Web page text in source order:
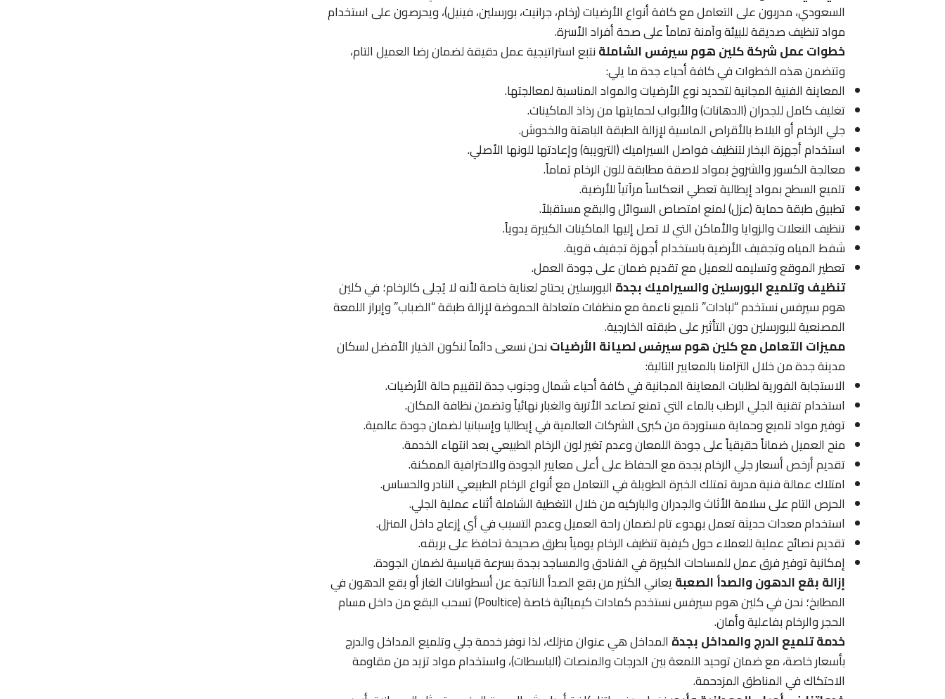
السعودي، مدربون على التعامل مع كافة أنواع الأرضيات (رخام، جرانيت، بورسلين، فينيل)، ويحرصون على استخدام
مواد تنظيف صديقة للبيئة وآمنة تماماً على صحة أفراد الأسرة.
خطوات عمل شركة كلين هوم سيرفس الشاملةنتبع استراتيجية عمل دقيقة لضمان رضا العميل التام،
وتتضمن هذه الخطوات في كافة أحياء جدة ما يلي:
المعاينة الفنية المجانية لتحديد نوع الأرضيات والمواد المناسبة لمعالجتها.
تغليف كامل للجدران (الدهانات) والأبواب لحمايتها من رذاذ الماكينات.
جلي الرخام أو البلاط بالأقراص الماسية لإزالة الطبقة الباهتة والخدوش.
استخدام أجهزة البخار لتنظيف فواصل السيراميك (الترويبة) وإعادتها للونها الأصلي.
معالجة الكسور والشروخ بمواد لاصقة مطابقة للون الرخام تماماً.
تلميع السطح بمواد إيطالية تعطي انعكاساً مرآتياً للأرضية.
تطبيق طبقة حماية (عزل) لمنع امتصاص السوائل والبقع مستقبلاً.
تنظيف النعلات والزوايا والأماكن التي لا تصل إليها الماكينات الكبيرة يدوياً.
شفط المياه وتجفيف الأرضية باستخدام أجهزة تجفيف قوية.
تعطير الموقع وتسليمه للعميل مع تقديم ضمان على جودة العمل.
تنظيف وتلميع البورسلين والسيراميك بجدة البورسلين يحتاج لعناية خاصة لأنه لا يُجلى كالرخام؛ في كلين
هوم سيرفس نستخدم “لبادات” تلميع ناعمة مع منظفات متعادلة الحموضة لإزالة طبقة “الضباب” وإبراز اللمعة
المصنعية للبورسلين دون التأثير على طبقته الخارجية.
مميزات التعامل مع كلين هوم سيرفس لصيانة الأرضياتنحن نسعى دائماً لنكون الخيار الأفضل لسكان
مدينة جدة من خلال التزامنا بالمعايير التالية:
الاستجابة الفورية لطلبات المعاينة المجانية في كافة أحياء شمال وجنوب جدة لتقييم حالة الأرضيات.
استخدام تقنية الجلي الرطب بالماء التي تمنع تصاعد الأتربة والغبار نهائياً وتضمن نظافة المكان.
توفير مواد تلميع وحماية مستوردة من كبرى الشركات العالمية في إيطاليا وإسبانيا لضمان جودة عالمية.
منح العميل ضماناً حقيقياً على جودة اللمعان وعدم تغير لون الرخام الطبيعي بعد انتهاء الخدمة.
تقديم أرخص أسعار جلي الرخام بجدة مع الحفاظ على أعلى معايير الجودة والاحترافية الممكنة.
امتلاك عمالة فنية مدربة تمتلك الخبرة الطويلة في التعامل مع أنواع الرخام الطبيعي النادر والحساس.
الحرص التام على سلامة الأثاث والجدران والباركيه من خلال التغطية الشاملة أثناء عملية الجلي.
استخدام معدات حديثة تعمل بهدوء تام لضمان راحة العميل وعدم التسبب في أي إزعاج داخل المنزل.
تقديم نصائح عملية للعملاء حول كيفية تنظيف الرخام يومياً بطرق صحيحة تحافظ على بريقه.
إمكانية توفير فرق عمل للمساحات الكبيرة في الفنادق والمساجد بجدة بسرعة قياسية لضمان الجودة.
إزالة بقع الدهون والصدأ الصعبةيعاني الكثير من بقع الصدأ الناتجة عن أسطوانات الغاز أو بقع الدهون في
المطابخ؛ نحن في كلين هوم سيرفس نستخدم كمادات كيميائية خاصة (Poultice) تسحب البقع من داخل مسام
الحجر والرخام بفاعلية وأمان.
خدمة تلميع الدرج والمداخل بجدة المداخل هي عنوان منزلك، لذا نوفر خدمة جلي وتلميع المداخل والدرج
بأسعار خاصة، مع ضمان توحيد اللمعة بين الدرجات والمنصات (الباسطات)، واستخدام مواد تزيد من مقاومة
الاحتكاك في المناطق المزدحمة.